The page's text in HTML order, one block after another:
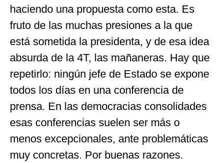
haciendo una propuesta como esta. Es
fruto de las muchas presiones a la que
está sometida la presidenta, y de esa idea
absurda de la 4T, las mañaneras. Hay que
repetirlo: ningún jefe de Estado se expone
todos los días en una conferencia de
prensa. En las democracias consolidades
esas conferencias suelen ser más o
menos excepcionales, ante problemáticas
muy concretas. Por buenas razones.